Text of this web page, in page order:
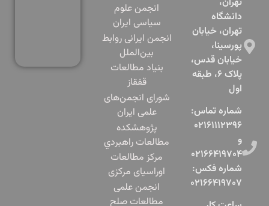
دانشگاه
تهران، خیابان
پورسینا،
خیابان قدس،
پلاک ۶، طبقه
اول​
شماره تماس:
۰۲۱۶۱۱۱۲۳۹۶
و
۰۲۱۶۶۴۱۹۷۰۴
شماره فکس:
۰۲۱۶۶۴۱۹۷۰۷
انجمن علوم
سیاسی ایران
انجمن ایرانی روابط
بین‌الملل
بنياد مطالعات
قفقاز
شورای انجمن‌های
علمی ایران
پژوهشكده
مطالعات راهبردي
مرکز مطالعات
اوراسیای مرکزی
انجمن علمی
مطالعات صلح